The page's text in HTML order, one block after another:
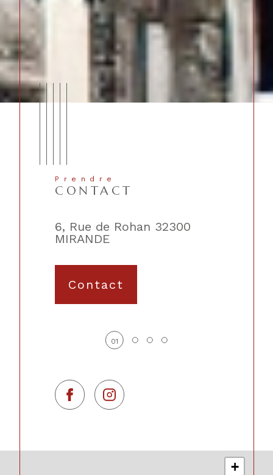
+
Prendre
CONTACT
6, Rue de Rohan 32300
MIRANDE
Contact
01